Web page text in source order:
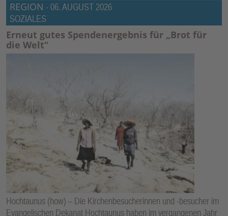
REGION - 06. AUGUST 2026
SOZIALES
Erneut gutes Spendenergebnis für „Brot für
die Welt“
Hochtaunus (how) – Die Kirchenbesucherinnen und -besucher im
Evangelischen Dekanat Hochtaunus haben im vergangenen Jahr